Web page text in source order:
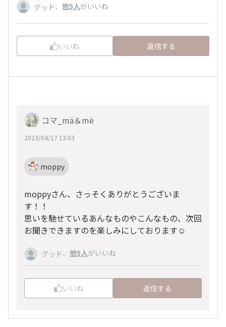
グッド、 他5人がいいね
いいね 返信する
コマ_mä＆më
2023/04/17 13:03
moppy
moppyさん、さっそくありがとうございま
す！！
思いを馳せているあんなものやこんなもの、次回
お聞きできますのを楽しみにしております☺
グッド、 他5人がいいね
いいね 返信する